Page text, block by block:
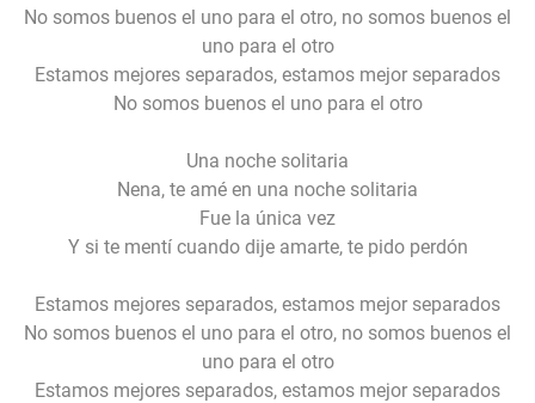
No somos buenos el uno para el otro, no somos buenos el
uno para el otro
Estamos mejores separados, estamos mejor separados
No somos buenos el uno para el otro
Una noche solitaria
Nena, te amé en una noche solitaria
Fue la única vez
Y si te mentí cuando dije amarte, te pido perdón
Estamos mejores separados, estamos mejor separados
No somos buenos el uno para el otro, no somos buenos el
uno para el otro
Estamos mejores separados, estamos mejor separados